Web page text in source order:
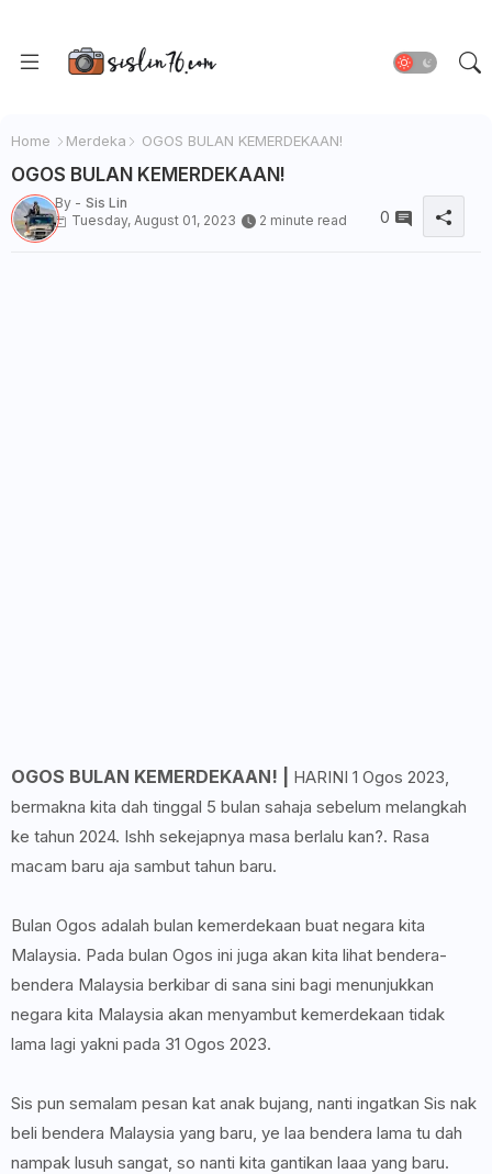
Home Merdeka OGOS BULAN KEMERDEKAAN!
OGOS BULAN KEMERDEKAAN!
By - Sis Lin
Tuesday, August 01, 2023
2 minute read 0
OGOS BULAN KEMERDEKAAN! |
HARINI 1 Ogos 2023,
bermakna kita dah tinggal 5 bulan sahaja sebelum melangkah
ke tahun 2024. Ishh sekejapnya masa berlalu kan?. Rasa
macam baru aja sambut tahun baru.
Bulan Ogos adalah bulan kemerdekaan buat negara kita
Malaysia. Pada bulan Ogos ini juga akan kita lihat bendera-
bendera Malaysia berkibar di sana sini bagi menunjukkan
negara kita Malaysia akan menyambut kemerdekaan tidak
lama lagi yakni pada 31 Ogos 2023.
Sis pun semalam pesan kat anak bujang, nanti ingatkan Sis nak
beli bendera Malaysia yang baru, ye laa bendera lama tu dah
nampak lusuh sangat, so nanti kita gantikan laaa yang baru.